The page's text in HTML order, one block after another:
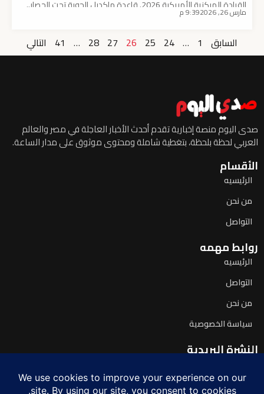
القيادة المركزية الأمريكية 2026. قاعدة ماكديل الجوية تحت الحصار..
24 ساعة من التحقيقات بعد العثور على عبوة متفجرة أعلن مكتب
الجوية بولاية فلوريدا، […]
مارس 26, 2026 9:39 م
السابق 1
…
24
25
26
27
28
…
41 التالي
صدى اليوم منصة إخبارية تقدم أحدث الأخبار العاجلة في مصر والعالم
العربي لحظة بلحظة، بتغطية شاملة ومحتوى موثوق على مدار الساعة.
الأقسام
الرئيسيه
من نحن
التواصل
روابط مهمه
الرئيسيه
التواصل
من نحن
سياسة الخصوصية
النشرة البريدية